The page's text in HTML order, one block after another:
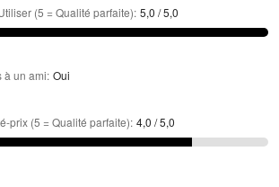
(5 = Qualité parfaite): 5,0 / 5,0
à un ami: Oui
prix (5 = Qualité parfaite): 4,0 / 5,0